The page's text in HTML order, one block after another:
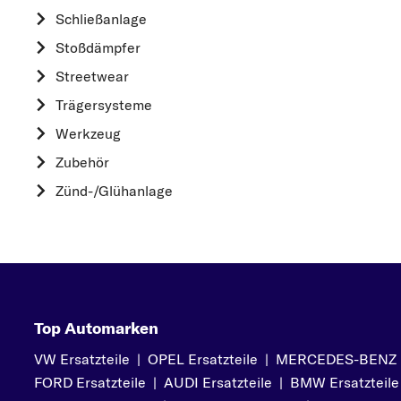
Schließanlage
Stoßdämpfer
Streetwear
Trägersysteme
Werkzeug
Zubehör
Zünd-/Glühanlage
OPEL
Top Automarken
VW Ersatzteile | OPEL Ersatzteile | MERCEDES-
FORD Ersatzteile | AUDI Ersatzteile | BMW Ersatzteile